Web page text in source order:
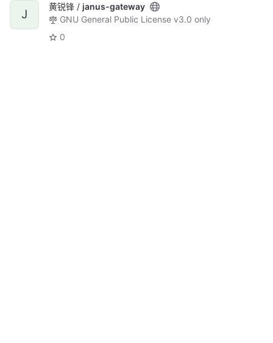
J
黄锐锋 / janus-gateway
GNU General Public License v3.0 only
0